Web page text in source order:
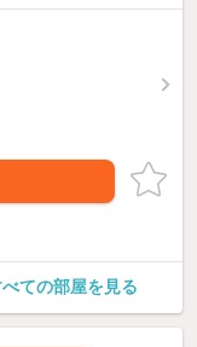
ての部屋を見る